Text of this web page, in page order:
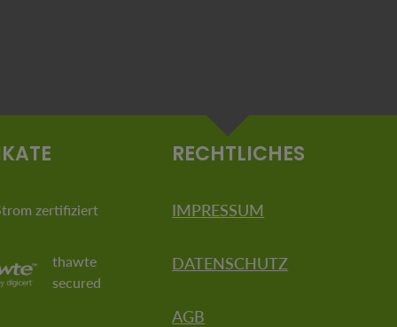
zertifiziert
thawte
secured
RECHTLICHES
IMPRESSUM
DATENSCHUTZ
AGB